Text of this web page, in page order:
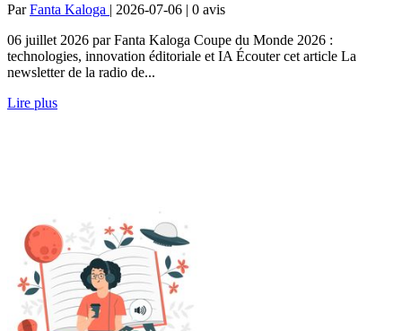
ParFanta Kaloga | 2026-07-06 | 0 avis
06 juillet 2026 par Fanta Kaloga Coupe du Monde 2026 :
technologies, innovation éditoriale et IA Écouter cet article La
newsletter de la radio de...
Lire plus